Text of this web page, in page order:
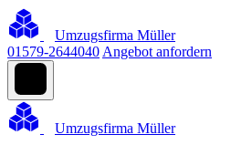
Umzugsfirma Müller
01579-2644040 Angebot anfordern
Umzugsfirma Müller